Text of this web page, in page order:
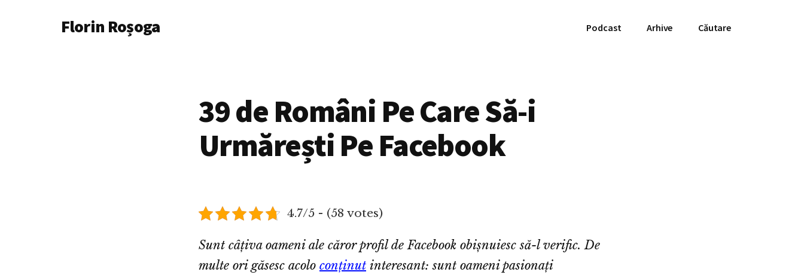
AdditionalFlorin Roșoga Podcast Arhive Căutare
39 de Români Pe Care Să-i
Urmărești Pe Facebook
4.7/5 - (58 votes)
Sunt câțiva oameni ale căror profil de Facebook obișnuiesc să-l verific. De
multe ori găsesc acolo conținut interesant: sunt oameni pasionați